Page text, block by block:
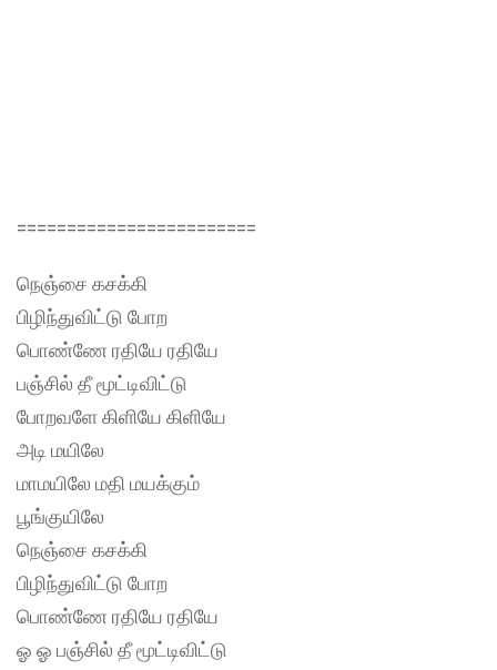
========================
நெஞ்சை கசக்கி
பிழிந்துவிட்டு போற
பொண்ணே ரதியே ரதியே
பஞ்சில் தீ மூட்டிவிட்டு
போறவளே கிளியே கிளியே
அடி மயிலே
மாமயிலே மதி மயக்கும்
பூங்குயிலே
நெஞ்சை கசக்கி
பிழிந்துவிட்டு போற
பொண்ணே ரதியே ரதியே
ஓ ஓ பஞ்சில் தீ மூட்டிவிட்டு